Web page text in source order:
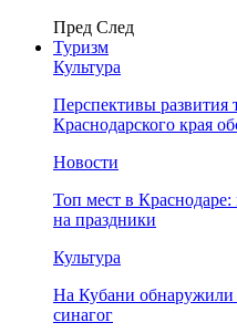
Пред След
Туризм
Культура
Перспективы развития
Краснодарского края
Новости
Топ мест в
на праздники
Культура
На Кубани
синагог